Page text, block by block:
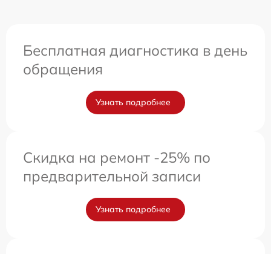
Бесплатная диагностика в день
обращения
Узнать подробнее
Скидка на ремонт -25% по
предварительной записи
Узнать подробнее